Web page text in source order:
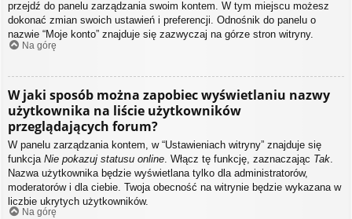
przejdź do panelu zarządzania swoim kontem. W tym miejscu możesz
dokonać zmian swoich ustawień i preferencji. Odnośnik do panelu o
nazwie “Moje konto” znajduje się zazwyczaj na górze stron witryny.
Na górę
W jaki sposób można zapobiec wyświetlaniu nazwy
użytkownika na liście użytkowników
przeglądających forum?
W panelu zarządzania kontem, w “Ustawieniach witryny” znajduje się
funkcja Nie pokazuj statusu online . Włącz tę funkcję, zaznaczając Tak
Nazwa użytkownika będzie wyświetlana tylko dla administratorów,
moderatorów i dla ciebie. Twoja obecność na witrynie będzie wykazana w
liczbie ukrytych użytkowników.
Na górę